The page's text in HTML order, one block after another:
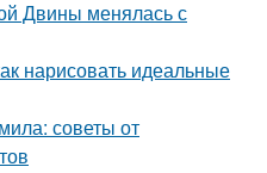
Двины менялась с
нарисовать идеальные
советы от